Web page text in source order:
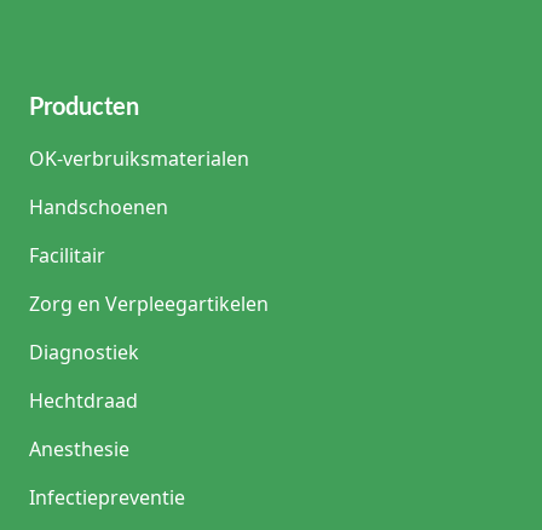
Producten
OK-verbruiksmaterialen
Handschoenen
Facilitair
Zorg en Verpleegartikelen
Diagnostiek
Hechtdraad
Anesthesie
Infectiepreventie